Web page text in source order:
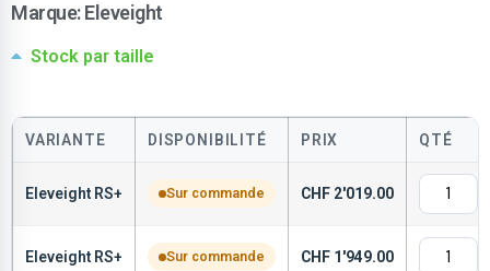
Marque:Eleveight
Stock par taille
VARIANTE DISPONIBILITÉ PRIX QTÉ
Eleveight RS+ Sur commande CHF 2'019.00
Eleveight RS+ Sur commande CHF 1'949.00